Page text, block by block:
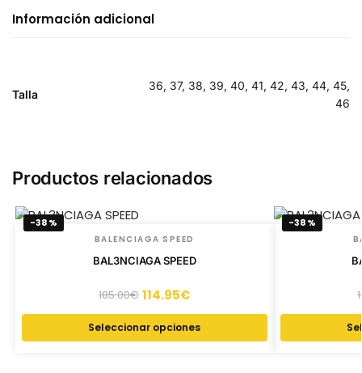
Información adicional
Talla
36, 37, 38, 39, 40, 41, 42, 43, 44, 45,
46
Productos relacionados
-38%
BALENCIAGA SPEED
BAL3NCIAGA SPEED
185.00€ 114.95€
Seleccionar opciones
-38%